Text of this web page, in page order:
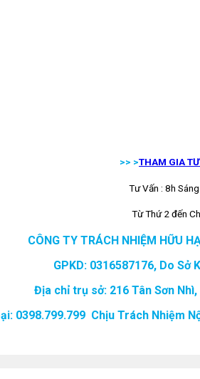
>> >THAM GIA
Tư Vấn : 8h
Từ Thứ 2 đến
CÔNG TY TRÁCH NHIỆM HỮU
GPKD: 0316587176, Do
Địa chỉ trụ sở: 216 Tân Sơn
0398.799.799 Chịu Trách Nhiệm